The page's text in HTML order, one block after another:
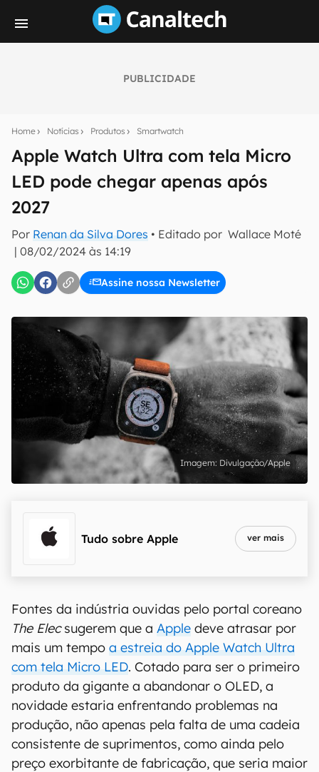
PUBLICIDADE
Home Notícias Produtos Smartwatch
Apple Watch Ultra com tela Micro
LED pode chegar apenas após
2027
Por Renan da Silva Dores • Editado por Wallace Moté
| 08/02/2024 às 14:19
Assine nossa Newsletter
notícias e reviews sobre tecnologia em primeira
mão.
E-mail
inscreva-se
Confirmo que li, aceito e concordo com os Termos de
Uso e Política de Privacidade do Canaltech.
Divulgação/Apple
Tudo sobre Apple ver mais
Fontes da indústria ouvidas pelo portal coreano
The Elecsugerem que a Apple deve atrasar por
mais um tempo a estreia do Apple Watch Ultra
com tela Micro LED. Cotado para ser o primeiro
produto da gigante a abandonar o OLED, a
novidade estaria enfrentando problemas na
produção, não apenas pela falta de uma cadeia
consistente de suprimentos, como ainda pelo
preço exorbitante de fabricação, que seria maior